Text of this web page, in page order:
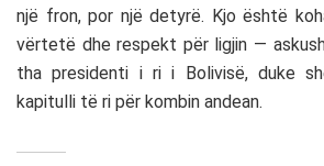
një fron, por një detyrë. Kjo është
vërtetë dhe respekt për ligjin —
tha presidenti i ri i Bolivisë, duke
kapitulli të ri për kombin andean.